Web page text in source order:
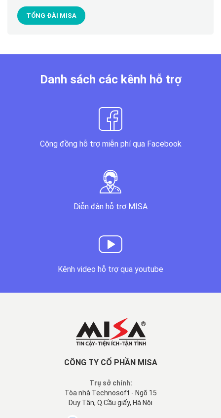
TỔNG ĐÀI MISA
Danh sách các kênh hỗ trợ
Cộng đồng hỗ trợ miễn phí qua Facebook
Diễn đàn hỗ trợ MISA
Kênh video hỗ trợ qua youtube
CÔNG TY CỔ PHẦN MISA
Trụ sở chính:
Tòa nhà Technosoft - Ngõ 15
Duy Tân, Q.Cầu giấy, Hà Nội